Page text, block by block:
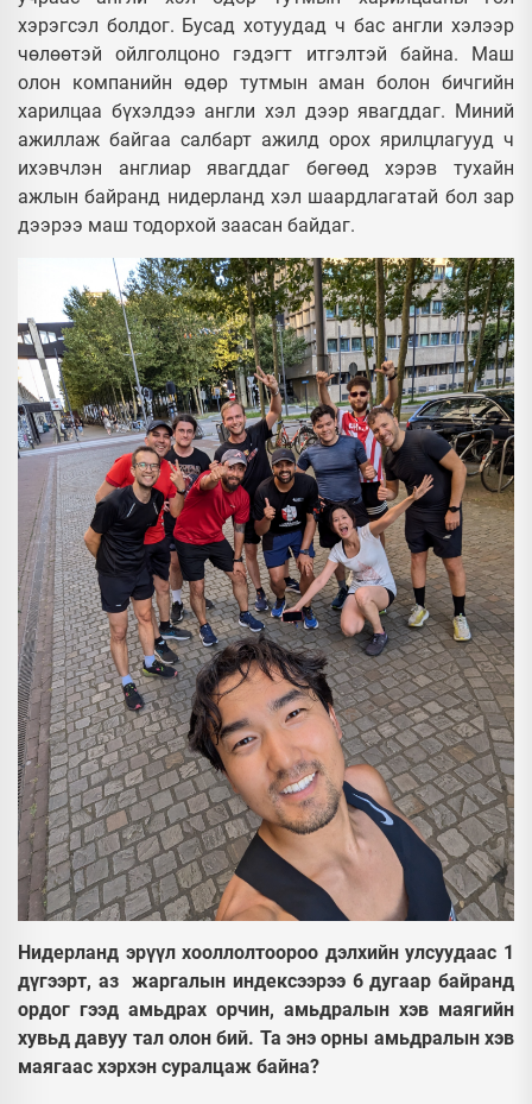
хэрэгсэл болдог. Бусад хотуудад ч бас англи хэлээр
чөлөөтэй ойлголцоно гэдэгт итгэлтэй байна. Маш
олон компанийн өдөр тутмын аман болон бичгийн
харилцаа бүхэлдээ англи хэл дээр явагддаг. Миний
ажиллаж байгаа салбарт ажилд орох ярилцлагууд ч
ихэвчлэн англиар явагддаг бөгөөд хэрэв тухайн
ажлын байранд нидерланд хэл шаардлагатай бол зар
дээрээ маш тодорхой заасан байдаг.
Нидерланд эрүүл хооллолтоороо дэлхийн улсуудаас 1
дүгээрт, аз жаргалын индексээрээ 6 дугаар байранд
ордог гээд амьдрах орчин, амьдралын хэв маягийн
хувьд давуу тал олон бий. Та энэ орны амьдралын хэв
маягаас хэрхэн суралцаж байна?